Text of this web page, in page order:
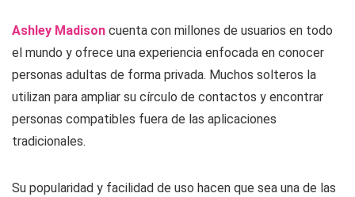
Ashley Madison cuenta con millones de usuarios en todo
el mundo y ofrece una experiencia enfocada en conocer
personas adultas de forma privada. Muchos solteros la
utilizan para ampliar su círculo de contactos y encontrar
personas compatibles fuera de las aplicaciones
tradicionales.
Su popularidad y facilidad de uso hacen que sea una de las